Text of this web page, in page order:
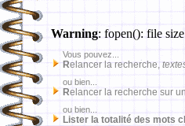
Warning: fopen(): file
Vous pouvez...
Relancer la recherche,
ou bien...
Relancer la recherche sur
ou bien...
Lister la totalité des mots